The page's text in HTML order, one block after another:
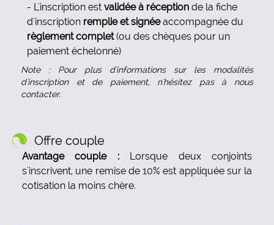
L'inscription est validée à réception de la fiche
d'inscription remplie et signéeaccompagnée du
règlement complet(ou des chèques pour un
paiement échelonné)
Note : Pour plus d'informations sur les modalités
d'inscription et de paiement, n'hésitez pas à nous
contacter.
Offre couple
Avantage couple :Lorsque deux conjoints
s'inscrivent, une remise de 10% est appliquée sur la
cotisation la moins chère.